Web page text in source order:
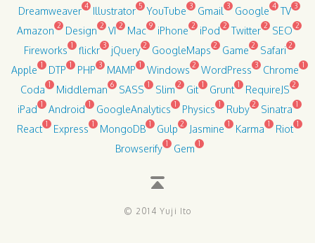
Dreamweaver 4 Illustrator 5 YouTube 3 Gmail 3 Google 4 TV 3
Amazon 2 Design 2 VI 2 Mac 9 iPhone 2 iPod 2 Twitter 2 SEO 2
Fireworks 1 flickr 3 jQuery 2 GoogleMaps 2 Game 2 Safari 2
Apple 1 DTP 1 PHP 3 MAMP 1 Windows 2 WordPress 3 Chrome 1
Coda 1 Middleman 6 SASS 1 Slim 2 Git 1 Grunt 1 RequireJS 2
iPad 1 Android 1 GoogleAnalytics 1 Physics 1 Ruby 2 Sinatra 1
React 1 Express 1 MongoDB 1 Gulp 2 Jasmine 1 Karma 1 Riot 1
Browserify 1 Gem 1
© 2014 Yuji Ito